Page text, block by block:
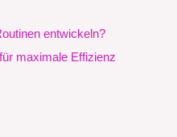
entwickeln?
maximale Effizienz